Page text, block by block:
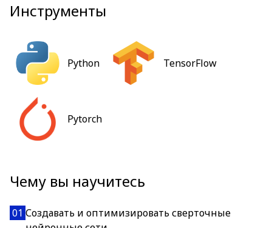
Инструменты
Python TensorFlow
Pytorch
Чему вы научитесь
01 Создавать и оптимизировать сверточные